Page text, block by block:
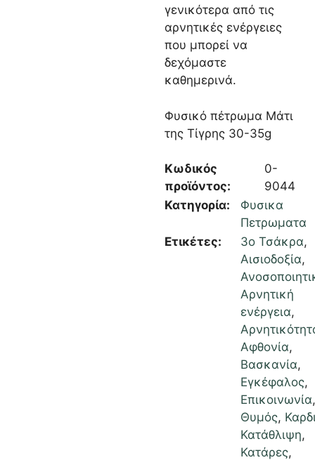
γενικότερα από τις
αρνητικές ενέργειες
που μπορεί να
δεχόμαστε
καθημερινά.
Φυσικό πέτρωμα Μάτι
της Τίγρης 30-35g
Κωδικός
προϊόντος:
0-
9044
Κατηγορία:
Φυσικα
Πετρωματα
Ετικέτες:
3ο Τσάκρα,
Αισιοδοξία,
Αρνητική
ενέργεια,
Αφθονία,
Βασκανία,
Εγκέφαλος,
Επικοινωνία,
Θυμός,
Κατάθλιψη,
Κατάρες,